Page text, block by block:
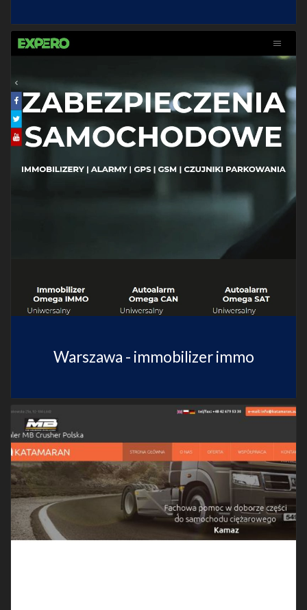
Warszawa - immobilizer immo